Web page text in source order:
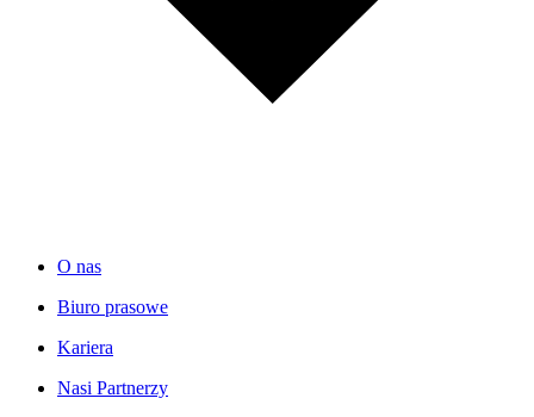
O nas
Biuro prasowe
Kariera
Nasi Partnerzy